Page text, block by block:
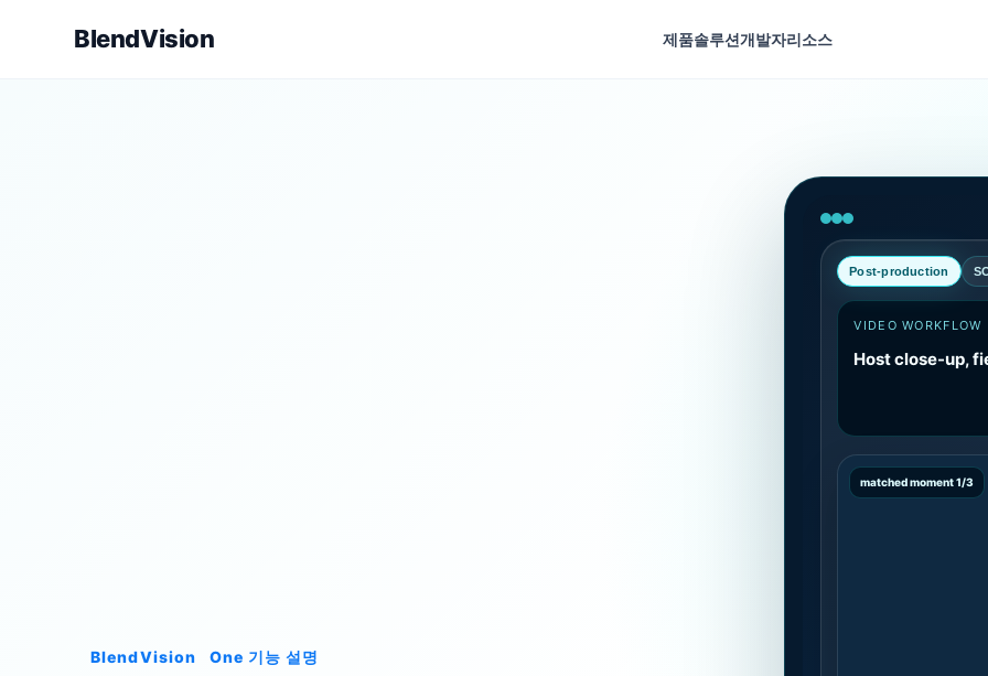
BlendVision 제품솔루션개발자리소스
BlendVision One 기능 설명
Post-production
VIDEO WORKFLOW
Host close-up,
matched moment 1/3